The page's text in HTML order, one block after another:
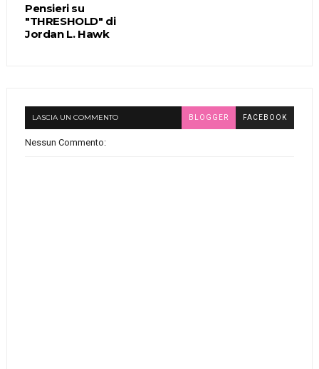
Pensieri su
"THRESHOLD" di
Jordan L. Hawk
LASCIA UN COMMENTO BLOGGER FACEBOOK
Nessun Commento: